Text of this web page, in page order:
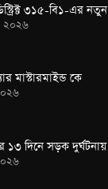
৩১৫-বি১-এর
২০২৬
মাস্টারমাইন্ড কে
১৩ দিনে সড়ক